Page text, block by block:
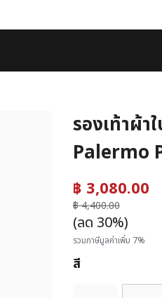
รองเท้าผ้า
Palermo
฿ 3,080.00ร
฿ 4,400.00
ถึง
(ลด 30%)
รวมภาษีมูลค่าเพิ่ม 7%
สี